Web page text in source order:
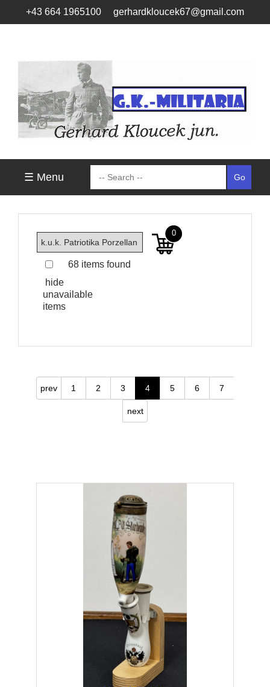
+43 664 1965100 gerhardkloucek67@gmail.com
☰ Menu
68 items found
hide
unavailable
items
0
prev 1 2 3 4 5 6 7
next